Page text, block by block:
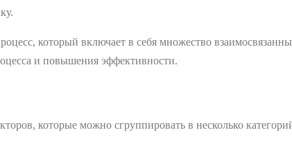
который включает в себя множество
и повышения эффективности.
которые можно сгруппировать в несколько